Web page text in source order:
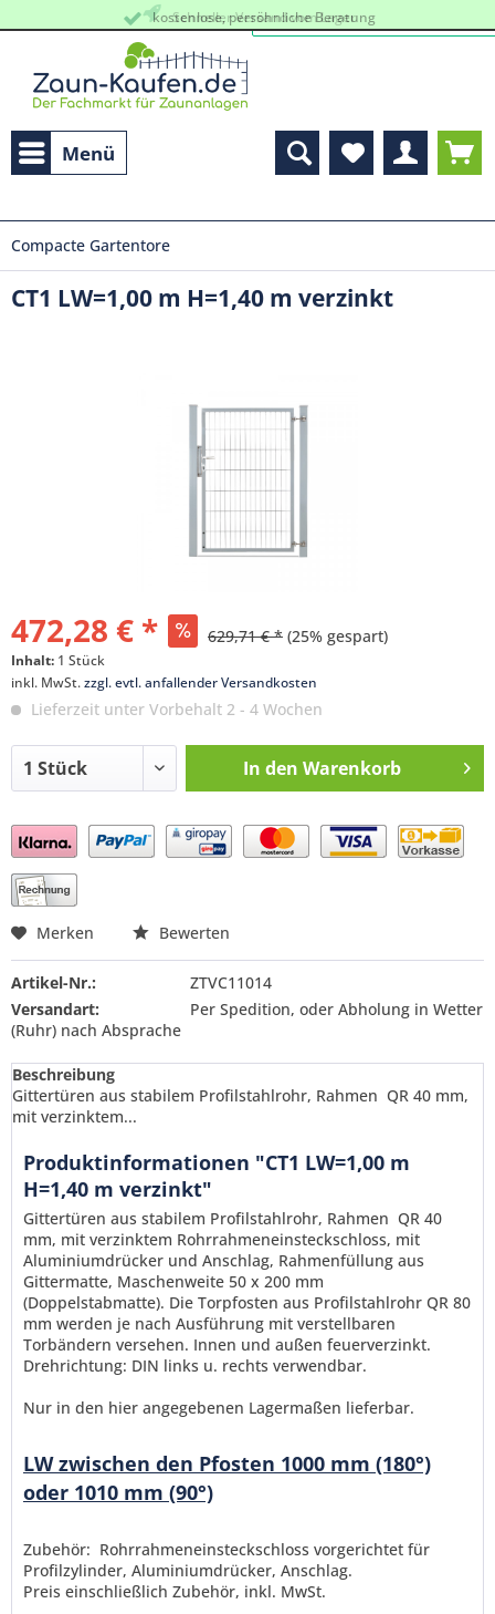
Schneller Versand vom Lager
kostenlose, persöhnliche Beratung
Menü
Compacte Gartentore
CT1 LW=1,00 m H=1,40 m verzinkt
472,28 € * 629,71 € * (25% gespart)
Inhalt: 1 Stück
inkl. MwSt.zzgl. evtl. anfallender Versandkosten
Lieferzeit unter Vorbehalt 2 - 4 Wochen
In den Warenkorb
Preis anfragen
Ich habe dieDatenschutzerklärunggelesen,
Mit * gekennzeichnete Felder sind Pflichtfelder.
Senden
Merken Bewerten
Artikel-Nr.:
ZTVC11014
Versandart:
Per Spedition, oder Abholung in Wetter
(Ruhr) nach Absprache
Beschreibung
Gittertüren aus stabilem Profilstahlrohr, Rahmen QR 40 mm,
mit verzinktem...
Produktinformationen "CT1 LW=1,00 m
H=1,40 m verzinkt"
Gittertüren aus stabilem Profilstahlrohr, Rahmen QR 40
mm, mit verzinktem Rohrrahmeneinsteckschloss, mit
Aluminiumdrücker und Anschlag, Rahmenfüllung aus
Gittermatte, Maschenweite 50 x 200 mm
(Doppelstabmatte). Die Torpfosten aus Profilstahlrohr QR 80
mm werden je nach Ausführung mit verstellbaren
Torbändern versehen. Innen und außen feuerverzinkt.
Drehrichtung: DIN links u. rechts verwendbar.
Nur in den hier angegebenen Lagermaßen lieferbar.
LW zwischen den Pfosten 1000 mm (180°)
oder 1010 mm (90°)
Zubehör: Rohrrahmeneinsteckschloss vorgerichtet für
Profilzylinder, Aluminiumdrücker, Anschlag.
Preis einschließlich Zubehör, inkl. MwSt.